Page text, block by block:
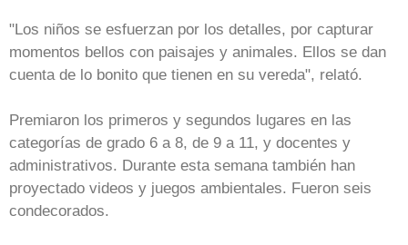
"Los niños se esfuerzan por los detalles, por capturar
momentos bellos con paisajes y animales. Ellos se dan
cuenta de lo bonito que tienen en su vereda", relató.
Premiaron los primeros y segundos lugares en las
categorías de grado 6 a 8, de 9 a 11, y docentes y
administrativos. Durante esta semana también han
proyectado videos y juegos ambientales. Fueron seis
condecorados.